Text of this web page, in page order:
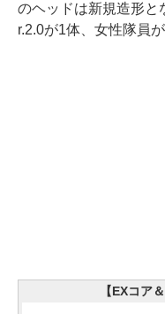
のヘッドは新規造形と
r.2.0が1体、女性隊員
【EXコア